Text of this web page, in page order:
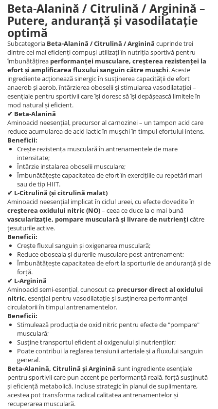
Beta-Alanină / Citrulină / Arginină –
Putere, anduranță și vasodilatație
optimă
Subcategoria Beta-Alanină / Citrulină / Arginină cuprinde trei
dintre cei mai eficienți compuși utilizați în nutriția sportivă pentru
îmbunătățirea performanței musculare, creșterea rezistenței la
efort și amplificarea fluxului sanguin către mușchi. Aceste
ingrediente acționează sinergic în susținerea capacității de efort
anaerob și aerob, întârzierea oboselii și stimularea vasodilatației –
esențiale pentru sportivii care își doresc să își depășească limitele în
mod natural și eficient.
✔ Beta-Alanină
Aminoacid neesențial, precursor al carnozinei – un tampon acid care
reduce acumularea de acid lactic în mușchi în timpul efortului intens.
Beneficii:
Crește rezistența musculară în antrenamentele de mare
intensitate;
Întârzie instalarea oboselii musculare;
Îmbunătățește capacitatea de efort în exercițiile cu repetări mari
sau de tip HIIT.
✔ L-Citrulină (și citrulină malat)
Aminoacid neesențial implicat în ciclul ureei, cu efecte dovedite în
creșterea oxidului nitric (NO)– ceea ce duce la o mai bună
vascularizație, pompare musculară și livrare de nutrienți către
țesuturile active.
Beneficii:
Crește fluxul sanguin și oxigenarea musculară;
Reduce oboseala și durerile musculare post-antrenament;
Îmbunătățește capacitatea de efort la sporturile de anduranță și de
forță.
✔ L-Arginină
Aminoacid semi-esențial, cunoscut ca precursor direct al oxidului
nitric, esențial pentru vasodilatație și susținerea performanței
circulatorii în timpul antrenamentelor.
Beneficii:
Stimulează producția de oxid nitric pentru efecte de "pompare"
musculară;
Susține transportul eficient al oxigenului și nutrienților;
Poate contribui la reglarea tensiunii arteriale și a fluxului sanguin
general.
Beta-Alanină, Citrulină și Arginină sunt ingrediente esențiale
pentru sportivii care pun accent pe performanță reală, forță susținută
și eficiență metabolică. Incluse strategic în planul de suplimentare,
acestea pot transforma radical calitatea antrenamentelor și
recuperarea musculară.